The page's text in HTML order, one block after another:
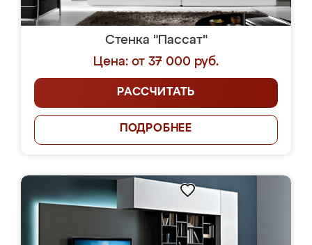
Стенка "Пассат"
Цена: от 37 000 руб.
РАССЧИТАТЬ
ПОДРОБНЕЕ